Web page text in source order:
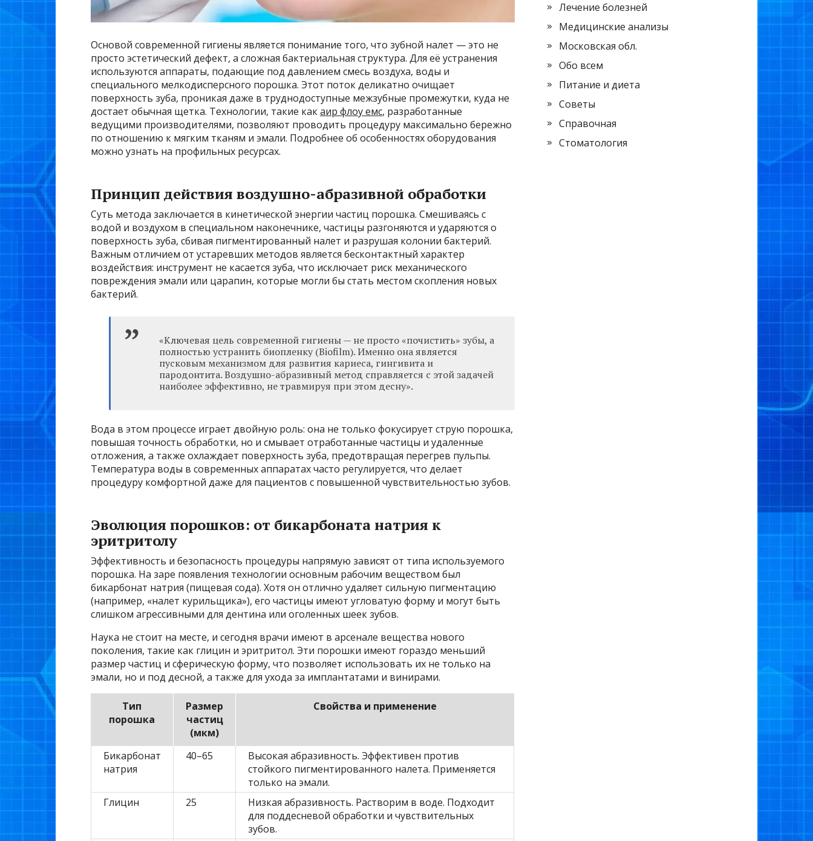
Основой современной гигиены является понимание того, что зубной налет — это не
просто эстетический дефект, а сложная бактериальная структура. Для её устранения
используются аппараты, подающие под давлением смесь воздуха, воды и
специального мелкодисперсного порошка. Этот поток деликатно очищает
поверхность зуба, проникая даже в труднодоступные межзубные промежутки, куда не
достает обычная щетка. Технологии, такие какаир флоу емс, разработанные
ведущими производителями, позволяют проводить процедуру максимально бережно
по отношению к мягким тканям и эмали. Подробнее об особенностях оборудования
можно узнать на профильных ресурсах.
Принцип действия воздушно-абразивной обработки
Суть метода заключается в кинетической энергии частиц порошка. Смешиваясь с
водой и воздухом в специальном наконечнике, частицы разгоняются и ударяются о
поверхность зуба, сбивая пигментированный налет и разрушая колонии бактерий.
Важным отличием от устаревших методов является бесконтактный характер
воздействия: инструмент не касается зуба, что исключает риск механического
повреждения эмали или царапин, которые могли бы стать местом скопления новых
бактерий.
«Ключевая цель современной гигиены — не просто «почистить» зубы, а
полностью устранить биопленку (Biofilm). Именно она является
пусковым механизмом для развития кариеса, гингивита и
пародонтита. Воздушно-абразивный метод справляется с этой задачей
наиболее эффективно, не травмируя при этом десну».
Вода в этом процессе играет двойную роль: она не только фокусирует струю порошка,
повышая точность обработки, но и смывает отработанные частицы и удаленные
отложения, а также охлаждает поверхность зуба, предотвращая перегрев пульпы.
Температура воды в современных аппаратах часто регулируется, что делает
процедуру комфортной даже для пациентов с повышенной чувствительностью зубов.
Эволюция порошков: от бикарбоната натрия к
эритритолу
Эффективность и безопасность процедуры напрямую зависят от типа используемого
порошка. На заре появления технологии основным рабочим веществом был
бикарбонат натрия (пищевая сода). Хотя он отлично удаляет сильную пигментацию
(например, «налет курильщика»), его частицы имеют угловатую форму и могут быть
слишком агрессивными для дентина или оголенных шеек зубов.
Наука не стоит на месте, и сегодня врачи имеют в арсенале вещества нового
поколения, такие как глицин и эритритол. Эти порошки имеют гораздо меньший
размер частиц и сферическую форму, что позволяет использовать их не только на
эмали, но и под десной, а также для ухода за имплантатами и винирами.
Тип
порошка
Размер
частиц
(мкм)
Свойства и применение
Бикарбонат
натрия
40–65
Высокая абразивность. Эффективен против
стойкого пигментированного налета. Применяется
только на эмали.
Глицин
25
Низкая абразивность. Растворим в воде. Подходит
для поддесневой обработки и чувствительных
зубов.
Лечение болезней
Медицинские анализы
Московская обл.
Обо всем
Питание и диета
Советы
Справочная
Стоматология